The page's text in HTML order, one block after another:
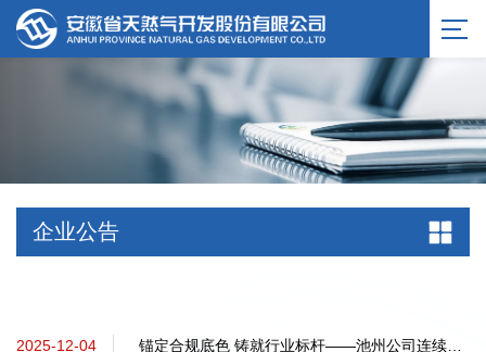
企业公告
2025-12-04 锚定合规底色 铸就行业标杆——池州公司连续四年荣获劳动保障守法诚信A级单位